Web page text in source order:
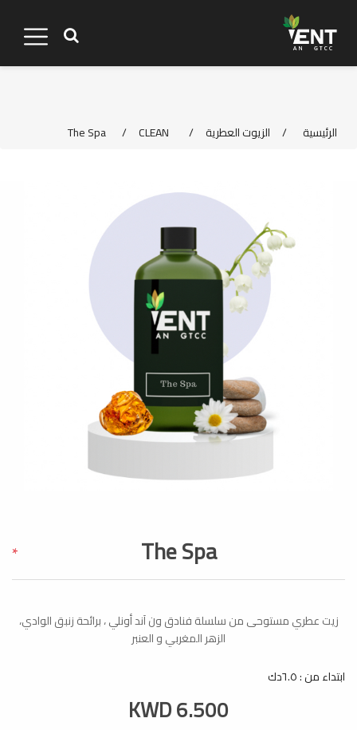
الرئيسية / الزيوت العطرية /
CLEAN
/
The Spa
The Spa
زيت عطري مستوحى من سلسلة فنادق ون آند أونلي ، برائحة زنبق الوادي،
الزهر المغربي و العنبر
ابتداء من : ٦.٥دك
KWD 6.500
*